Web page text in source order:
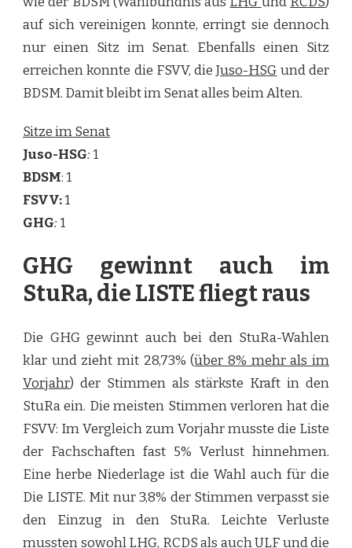
auf sich vereinigen konnte, erringt sie dennoch
nur einen Sitz im Senat. Ebenfalls einen Sitz
erreichen konnte die FSVV, dieJuso-HSG und der
BDSM. Damit bleibt im Senat alles beim Alten.
Sitze im Senat
Juso-HSG:1
BDSM: 1
FSVV:1
GHG:1
GHG gewinnt auch im
StuRa, die LISTE fliegt raus
Die GHG gewinnt auch bei den StuRa-Wahlen
klar und zieht mit 28,73% (über 8% mehr als im
Vorjahr) der Stimmen als stärkste Kraft in den
StuRa ein. Die meisten Stimmen verloren hat die
FSVV: Im Vergleich zum Vorjahr musste die Liste
der Fachschaften fast 5% Verlust hinnehmen.
Eine herbe Niederlage ist die Wahl auch für die
Die LISTE. Mit nur 3,8% der Stimmen verpasst sie
den Einzug in den StuRa. Leichte Verluste
mussten sowohl LHG, RCDS als auchULFund die